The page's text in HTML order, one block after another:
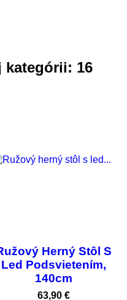
kategórii: 16
Herný Stôl S
Led Podsvietením,
140cm
Cena
63,90 €